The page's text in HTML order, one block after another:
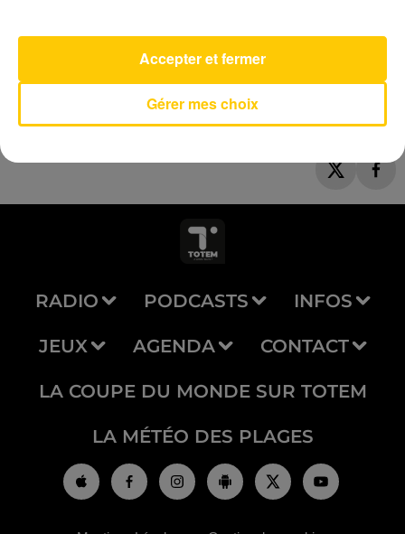
TEARS FOR FEARS
RADIO PODCASTS INFOS
JEUX AGENDA CONTACT
LA COUPE DU MONDE SUR TOTEM
LA MÉTÉO DES PLAGES
Gérer mes choix
Accepter et fermer